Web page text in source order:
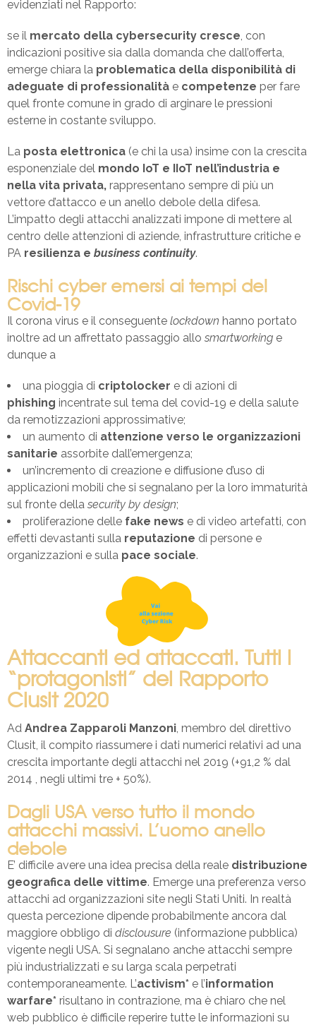
evidenziati nel Rapporto:
se il mercato della cybersecurity cresce, con
indicazioni positive sia dalla domanda che dall’offerta,
emerge chiara la problematica della disponibilità di
adeguate di professionalità e competenze per fare
quel fronte comune in grado di arginare le pressioni
esterne in costante sviluppo.
La posta elettronica (e chi la usa) insime con la crescita
esponenziale del mondo IoT e IIoT nell’industria e
nella vita privata, rappresentano sempre di più un
vettore d’attacco e un anello debole della difesa.
L’impatto degli attacchi analizzati impone di mettere al
centro delle attenzioni di aziende, infrastrutture critiche e
PA resilienza e business continuity.
Rischi cyber emersi ai tempi del
Covid-19
Il corona virus e il conseguente lockdown hanno portato
inoltre ad un affrettato passaggio allo smartworking e
dunque a
una pioggia di criptolocker e di azioni di
phishing incentrate sul tema del covid-19 e della salute
da remotizzazioni approssimative;
un aumento di attenzione verso le organizzazioni
sanitarie assorbite dall’emergenza;
un’incremento di creazione e diffusione d’uso di
applicazioni mobili che si segnalano per la loro immaturità
sul fronte della security by design;
proliferazione delle fake news e di video artefatti, con
effetti devastanti sulla reputazione di persone e
organizzazioni e sulla pace sociale.
Attaccanti ed attaccati. Tutti i
“protagonisti” del Rapporto
Clusit 2020
Ad Andrea Zapparoli Manzoni, membro del direttivo
Clusit, il compito riassumere i dati numerici relativi ad una
crescita importante degli attacchi nel 2019 (+91,2 % dal
2014 , negli ultimi tre + 50%).
Dagli USA verso tutto il mondo
attacchi massivi. L’uomo anello
debole
E’ difficile avere una idea precisa della reale distribuzione
geografica delle vittime. Emerge una preferenza verso
attacchi ad organizzazioni site negli Stati Uniti. In realtà
questa percezione dipende probabilmente ancora dal
maggiore obbligo di disclousure (informazione pubblica)
vigente negli USA. Si segnalano anche attacchi sempre
più industrializzati e su larga scala perpetrati
contemporaneamente. L’activism* e l’information
warfare* risultano in contrazione, ma è chiaro che nel
web pubblico è difficile reperire tutte le informazioni su